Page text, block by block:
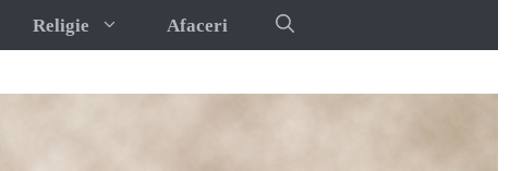
Religie Afaceri